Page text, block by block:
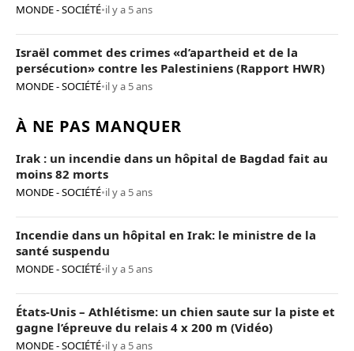
MONDE - SOCIÉTÉ•il y a 5 ans
Israël commet des crimes «d’apartheid et de la
persécution» contre les Palestiniens (Rapport HWR)
MONDE - SOCIÉTÉ•il y a 5 ans
À NE PAS MANQUER
Irak : un incendie dans un hôpital de Bagdad fait au
moins 82 morts
MONDE - SOCIÉTÉ•il y a 5 ans
Incendie dans un hôpital en Irak: le ministre de la
santé suspendu
MONDE - SOCIÉTÉ•il y a 5 ans
États-Unis – Athlétisme: un chien saute sur la piste et
gagne l’épreuve du relais 4 x 200 m (Vidéo)
MONDE - SOCIÉTÉ•il y a 5 ans